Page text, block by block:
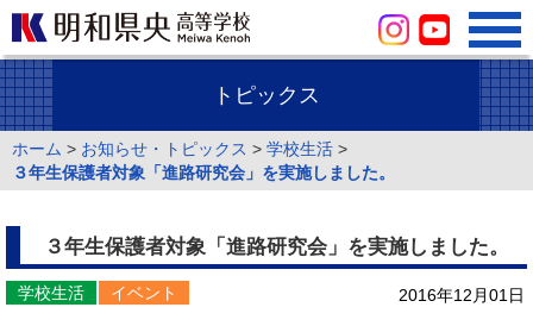
トピックス
ホーム > お知らせ・トピックス > 学校生活 >
３年生保護者対象「進路研究会」を実施しました。
３年生保護者対象「進路研究会」を実施しました。
2016年12月01日
学校生活 イベント